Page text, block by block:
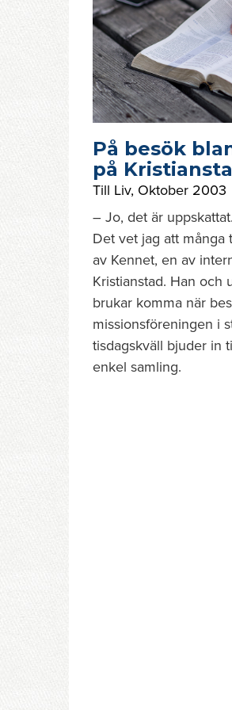
På besök
på
Till Liv, Oktober 2003
– Jo, det är
Det vet jag att många
av Kennet, en av
Kristianstad. Han och
brukar komma när
missionsföreningen i
tisdagskväll bjuder in
enkel samling.